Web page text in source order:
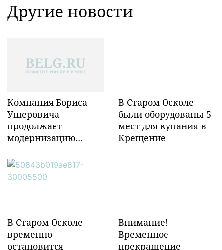
Другие новости
Компания Бориса
Ушеровича
продолжает
модернизацию
инфраструктуры в
Забайкалье
В Старом Осколе
были оборудованы 5
мест для купания в
Крещение
В Старом Осколе
временно
остановится
Внимание!
Временное
прекращение